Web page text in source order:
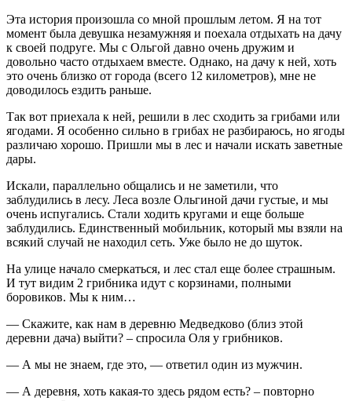
Эта история произошла со мной прошлым летом. Я на тот
момент была девушка незамужняя и поехала отдыхать на дачу
к своей подруге. Мы с Ольгой давно очень дружим и
довольно часто отдыхаем вместе. Однако, на дачу к ней, хоть
это очень близко от города (всего 12 километров), мне не
доводилось ездить раньше.
Так вот приехала к ней, решили в лес сходить за грибами или
ягодами. Я особенно сильно в грибах не разбираюсь, но ягоды
различаю хорошо. Пришли мы в лес и начали искать заветные
дары.
Искали, параллельно общались и не заметили, что
заблудились в лесу. Леса возле Ольгиной дачи густые, и мы
очень испугались. Стали ходить кругами и еще больше
заблудились. Единственный мобильник, который мы взяли на
всякий случай не находил сеть. Уже было не до шуток.
На улице начало смеркаться, и лес стал еще более страшным.
И тут видим 2 грибника идут с корзинами, полными
боровиков. Мы к ним…
— Скажите, как нам в деревню Медведково (близ этой
деревни дача) выйти? – спросила Оля у грибников.
— А мы не знаем, где это, — ответил один из мужчин.
— А деревня, хоть какая-то здесь рядом есть? – повторно